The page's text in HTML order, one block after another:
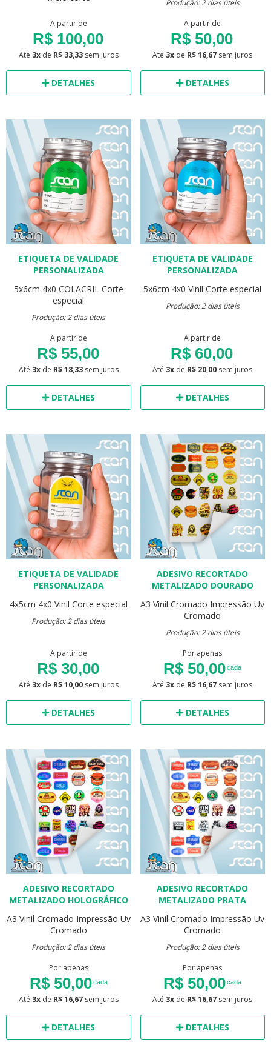
A partir de
R$ 100,00
Até 3xde R$ 33,33sem juros
DETALHES
Produção: 2 dias úteis
A partir de
R$ 50,00
Até 3x de R$ 16,67 sem juros
DETALHES
ETIQUETA DE VALIDADE
PERSONALIZADA
5x6cm 4x0 COLACRIL Corte
especial
Produção: 2 dias úteis
A partir de
R$ 55,00
Até 3xde R$ 18,33sem juros
DETALHES
ETIQUETA DE VALIDADE
PERSONALIZADA
5x6cm 4x0 Vinil Corte especial
Produção: 2 dias úteis
A partir de
R$ 60,00
Até 3x de R$ 20,00 sem juros
DETALHES
ETIQUETA DE VALIDADE
PERSONALIZADA
4x5cm 4x0 Vinil Corte especial
Produção: 2 dias úteis
A partir de
R$ 30,00
Até 3xde R$ 10,00sem juros
DETALHES
ADESIVO RECORTADO
METALIZADO DOURADO
A3 Vinil Cromado Impressão Uv
Cromado
Produção: 2 dias úteis
Por apenas
R$ 50,00cada
Até 3x de R$ 16,67 sem juros
DETALHES
ADESIVO RECORTADO
METALIZADO HOLOGRÁFICO
A3 Vinil Cromado Impressão Uv
Cromado
Produção: 2 dias úteis
Por apenas
R$ 50,00cada
Até 3xde R$ 16,67sem juros
DETALHES
ADESIVO RECORTADO
METALIZADO PRATA
A3 Vinil Cromado Impressão Uv
Cromado
Produção: 2 dias úteis
Por apenas
R$ 50,00cada
Até 3x de R$ 16,67 sem juros
DETALHES